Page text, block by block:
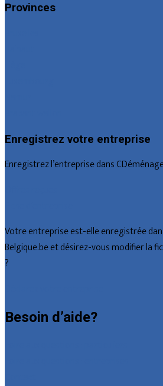
Provinces
Enregistrez votre entreprise
Enregistrez l’entreprise dans
Votre entreprise est-elle enregistrée
Belgique.be et désirez-vous modifier la
?
Besoin d’aide?